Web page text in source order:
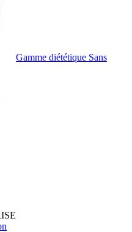
Gamme diététique Sans